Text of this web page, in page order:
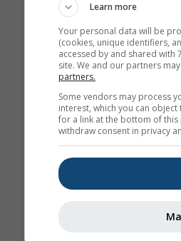
Learn more
Your personal data will be
(cookies, unique identifiers,
accessed by and shared with
site. We and our partners
partners.
Some vendors may process
interest, which you can
for a link at the bottom of
withdraw consent in privacy